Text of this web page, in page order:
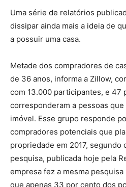
Uma série de relatórios
dissipar ainda mais a ideia de
a possuir uma casa.
Metade dos compradores de
de 36 anos, informa a Zillow,
com 13.000 participantes, e 47
corresponderam a pessoas
imóvel. Esse grupo responde
compradores potenciais que
propriedade em 2017, segundo
pesquisa, publicada hoje pela
empresa fez a mesma
que apenas 33 por cento dos